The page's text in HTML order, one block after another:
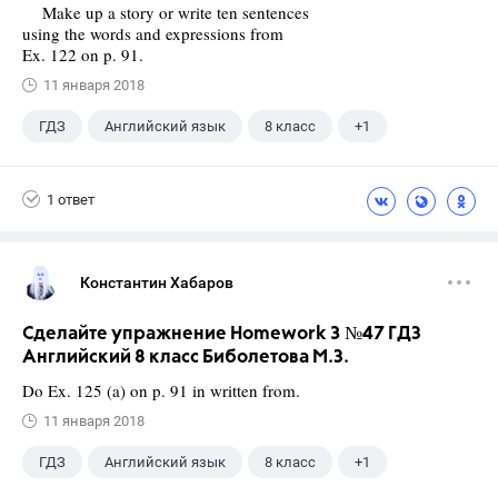
Make up a story or write ten sentences
using the words and expressions from
Ex. 122 on p. 91.
11 января 2018
ГДЗ Английский язык 8 класс +1
1 ответ
Константин Хабаров
Сделайте упражнение Homework 3 №47 ГДЗ
Английский 8 класс Биболетова М.З.
Do Ex. 125 (a) on p. 91 in written from.
11 января 2018
ГДЗ Английский язык 8 класс +1